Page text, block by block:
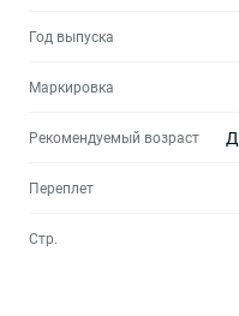
Год выпуска
Маркировка
Рекомендуемый возраст
Переплет
Стр.